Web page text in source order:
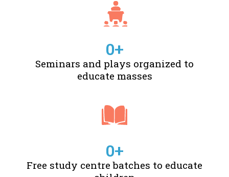
Seminars and plays organized to
educate masses
0+
Free study centre batches to educate
0+